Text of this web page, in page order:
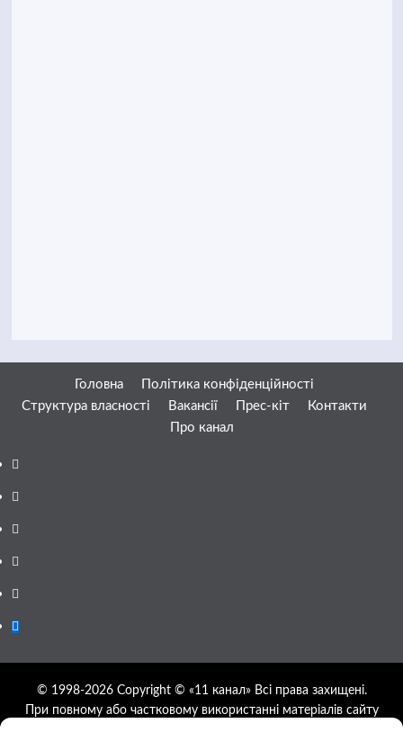
Головна
Політика конфіденційності
Структура власності
Вакансії Прес-кіт
Контакти
Про канал
Facebook
YouTube
Telegram
Instagram
Twitter
Google
© 1998-2026 Copyright © «11 канал» Всі права захищені.
При повному або частковому використанні матеріалів сайту